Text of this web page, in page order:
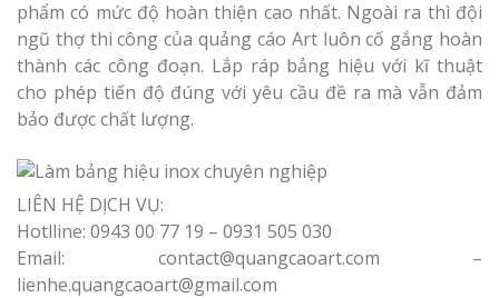
phẩm có mức độ hoàn thiện cao nhất. Ngoài ra thì đội
ngũ thợ thi công của quảng cáo Art luôn cố gắng hoàn
thành các công đoạn. Lắp ráp bảng hiệu với kĩ thuật
cho phép tiến độ đúng với yêu cầu đề ra mà vẫn đảm
bảo được chất lượng.
LIÊN HỆ DỊCH VỤ:
Hotlline: 0943 00 77 19 – 0931 505 030
Email: contact@quangcaoart.com –
lienhe.quangcaoart@gmail.com